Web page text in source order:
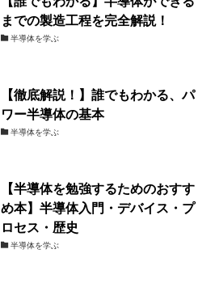
までの製造工程を完全解説！
半導体を学ぶ
【徹底解説！】誰でもわかる、パ
ワー半導体の基本
半導体を学ぶ
【半導体を勉強するためのおすす
め本】半導体入門・デバイス・プ
ロセス・歴史
半導体を学ぶ